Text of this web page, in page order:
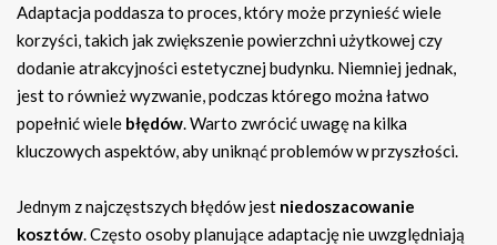
Adaptacja poddasza to proces, który może przynieść wiele
korzyści, takich jak zwiększenie powierzchni użytkowej czy
dodanie atrakcyjności estetycznej budynku. Niemniej jednak,
jest to również wyzwanie, podczas którego można łatwo
popełnić wiele błędów. Warto zwrócić uwagę na kilka
kluczowych aspektów, aby uniknąć problemów w przyszłości.
Jednym z najczęstszych błędów jest niedoszacowanie
kosztów. Często osoby planujące adaptację nie uwzględniają